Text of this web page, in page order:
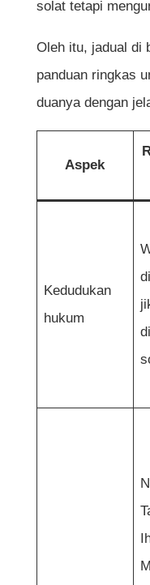
solat tetapi
Oleh itu, jadual di
panduan ringkas
duanya dengan
Aspek
Kedudukan
hukum